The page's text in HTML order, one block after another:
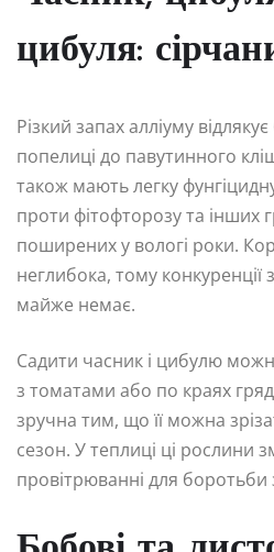
цибуля:
Різкий запах алліуму
попелиці до павутинного
також мають легку
проти фітофторозу та інших
поширених у вологі роки.
неглибока, тому
майже немає.
Садити часник і цибулю
з томатами або по краях
зручна тим, що її можна
сезон. У теплиці ці рослини
провітрюванні для